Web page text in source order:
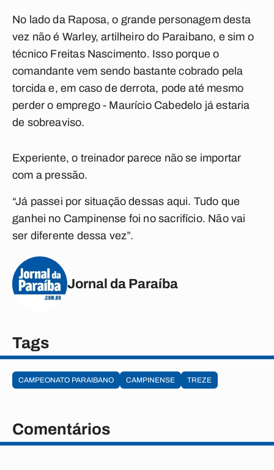
No lado da Raposa, o grande personagem desta
vez não é Warley, artilheiro do Paraibano, e sim o
técnico Freitas Nascimento. Isso porque o
comandante vem sendo bastante cobrado pela
torcida e, em caso de derrota, pode até mesmo
perder o emprego - Maurício Cabedelo já estaria
de sobreaviso.
Experiente, o treinador parece não se importar
com a pressão.
“Já passei por situação dessas aqui. Tudo que
ganhei no Campinense foi no sacrifício. Não vai
ser diferente dessa vez”.
Jornal da Paraíba
Tags
CAMPEONATO PARAIBANO CAMPINENSE TREZE
Comentários